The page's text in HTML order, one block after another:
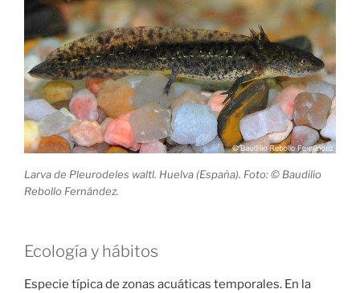
Larva de Pleurodeles waltl. Huelva (España). Foto: © Baudilio
Rebollo Fernández.
Ecología y hábitos
Especie típica de zonas acuáticas temporales. En la